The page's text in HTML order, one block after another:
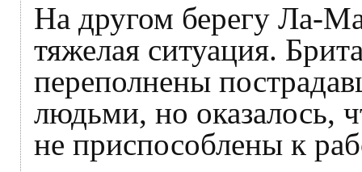
На другом берегу Ла-
тяжелая ситуация.
переполнены
людьми, но оказалось,
не приспособлены к